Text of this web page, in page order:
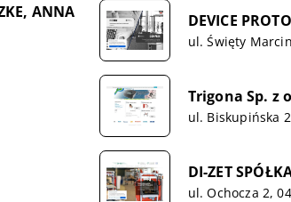
ANNA
DEVICE
ul. Święty
Trigona Sp. z
ul. Biskupińska
DI-ZET
ul. Ochocza 2,